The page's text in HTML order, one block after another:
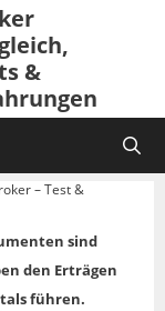
&
– Test &
sind
den Erträgen
führen.